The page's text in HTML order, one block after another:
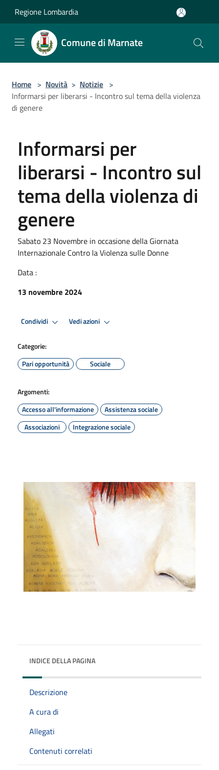
Regione Lombardia
Comune di Marnate
Home > Novità > Notizie >
Informarsi per liberarsi - Incontro sul tema della violenza
di genere
Informarsi per
liberarsi - Incontro sul
tema della violenza di
genere
Sabato 23 Novembre in occasione della Giornata
Internazionale Contro la Violenza sulle Donne
Data :
13 novembre 2024
Condividi Vedi azioni
Categorie:
Pari opportunità
Sociale
Argomenti:
Accesso all'informazione
Assistenza sociale
Associazioni
Integrazione sociale
INDICE DELLA PAGINA
Descrizione
A cura di
Allegati
Contenuti correlati